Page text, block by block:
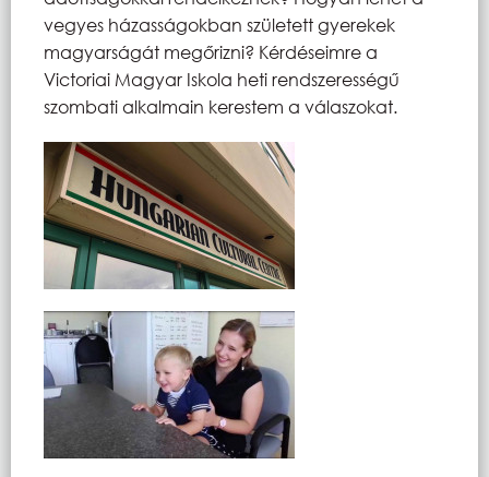
vegyes házasságokban született gyerekek
magyarságát megőrizni? Kérdéseimre a
Victoriai Magyar Iskola heti rendszerességű
szombati alkalmain kerestem a válaszokat.